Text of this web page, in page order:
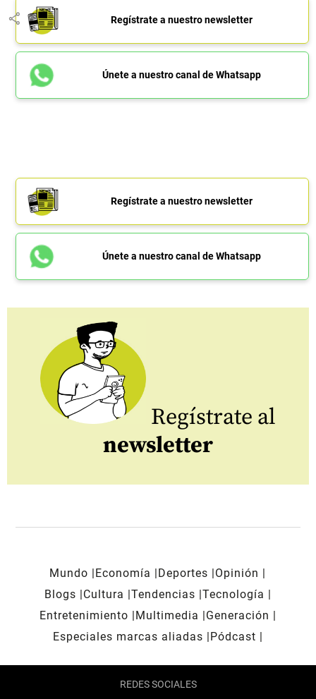
share Regístrate a nuestro newsletter
Únete a nuestro canal de Whatsapp
Regístrate a nuestro newsletter
Únete a nuestro canal de Whatsapp
Regístrate al
newsletter
Mundo Economía Deportes
Opinión
Blogs
Cultura Tendencias Tecnología
Entretenimiento
Multimedia
Generación
Especiales marcas aliadas
Pódcast
REDES SOCIALES